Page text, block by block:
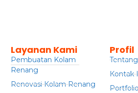
Profil
Kontak
Layanan Kami
Pembuatan Kolam
Renang
Renovasi Kolam Renang